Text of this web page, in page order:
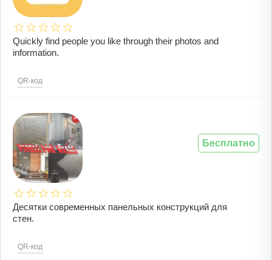
Quickly find people you like through their photos and
information.
QR-код
Десятки современных панельных конструкций для
стен.
QR-код
Бесплатно